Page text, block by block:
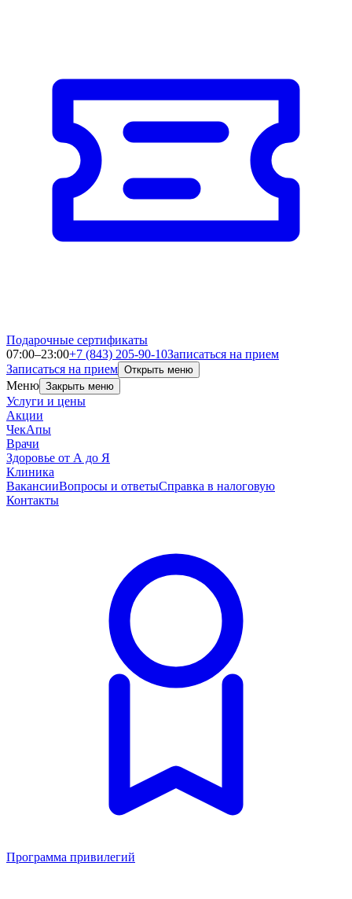
Подарочные сертификаты
07:00–23:00+7 (843) 205-90-10Записаться на прием
Записаться на прием Открыть меню
Меню Закрыть меню
Услуги и цены
Акции
ЧекАпы
Врачи
Здоровье от А до Я
Клиника
ВакансииВопросы и ответыСправка в налоговую
Контакты
Программа привилегий